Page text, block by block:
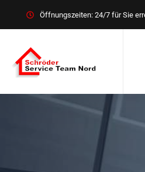
Öffnungszeiten: 24/7 für Sie